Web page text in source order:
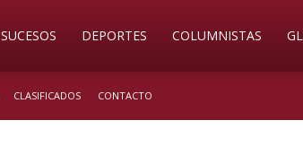
SUCESOS DEPORTES COLUMNISTAS
CLASIFICADOS CONTACTO